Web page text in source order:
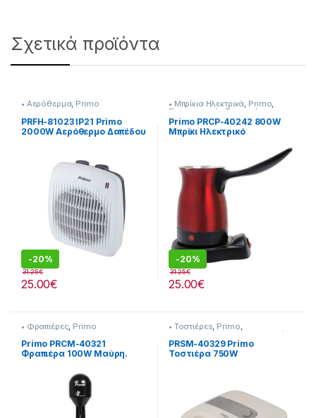
Σχετικά προϊόντα
• Αερόθερμα, Primo
PRFH-81023 IP21 Primo
2000W Αερόθερμο Δαπέδου
-20%
25.00€
31.25€
• Μπρίκια Hλεκτρικά, Primo,
Προετοιμασία Πρωινού
Primo PRCP-40242 800W
Μπρίκι Hλεκτρικό
-20%
25.00€
31.25€
• Φραπιέρες Primo
Primo PRCM-40321
Φραπιέρα 100W Μαύρη.
• Τοστιέρεs Primo
Μικροσυσκευές Προετοιμασία
Πρωινού
PRSM-40329 Primo
Τοστιέρα 750W